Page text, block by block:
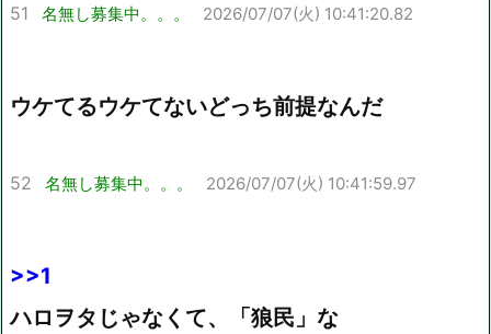
51 名無し募集中。。。 2026/07/07(火) 10:41:20.82
ウケてるウケてないどっち前提なんだ
52 名無し募集中。。。 2026/07/07(火) 10:41:59.97
>>1
ハロヲタじゃなくて、「狼民」な